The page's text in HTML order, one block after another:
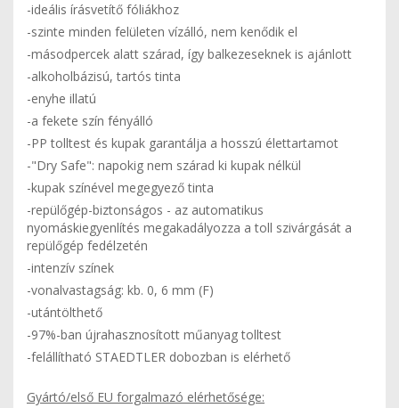
-ideális írásvetítő fóliákhoz
-szinte minden felületen vízálló, nem kenődik el
-másodpercek alatt szárad, így balkezeseknek is ajánlott
-alkoholbázisú, tartós tinta
-enyhe illatú
-a fekete szín fényálló
-PP tolltest és kupak garantálja a hosszú élettartamot
-"Dry Safe": napokig nem szárad ki kupak nélkül
-kupak színével megegyező tinta
-repülőgép-biztonságos - az automatikus
nyomáskiegyenlítés megakadályozza a toll szivárgását a
repülőgép fedélzetén
-intenzív színek
-vonalvastagság: kb. 0, 6 mm (F)
-utántölthető
-97%-ban újrahasznosított műanyag tolltest
-felállítható STAEDTLER dobozban is elérhető
Gyártó/első EU forgalmazó elérhetősége: